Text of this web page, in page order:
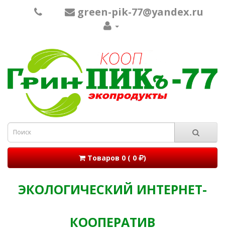
green-pik-77@yandex.ru
Товаров 0 ( 0 )
ЭКОЛОГИЧЕСКИЙ ИНТЕРНЕТ-
КООПЕРАТИВ